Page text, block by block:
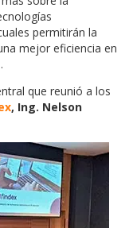
permitirán la
mejor eficiencia en
que reunió a los
, Ing. Nelson